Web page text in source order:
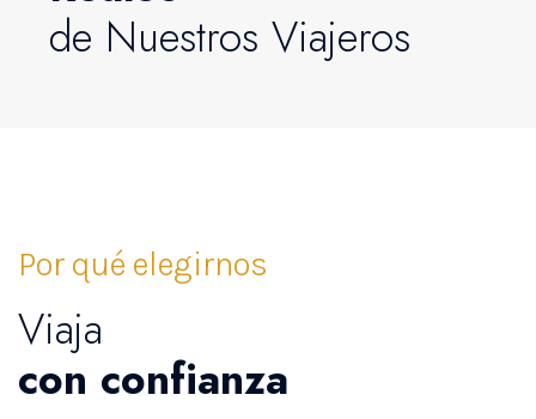
de Nuestros Viajeros
Por qué elegirnos
Viaja
con confianza